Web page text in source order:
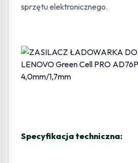
sprzętu elektronicznego.
Specyfikacja techniczna: